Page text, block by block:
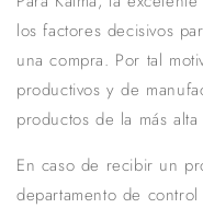
los factores decisivos
una compra. Por tal
productivos y de
productos de la más alta
En caso de recibir un
departamento de